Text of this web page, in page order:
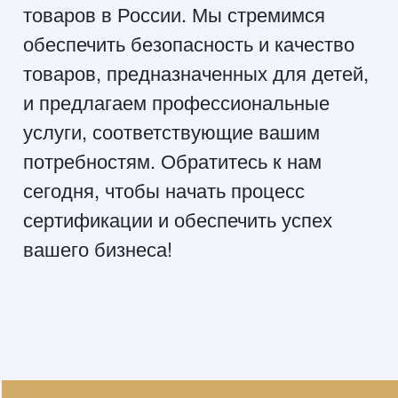
товаров в России. Мы стремимся
обеспечить безопасность и качество
товаров, предназначенных для детей,
и предлагаем профессиональные
услуги, соответствующие вашим
потребностям. Обратитесь к нам
сегодня, чтобы начать процесс
сертификации и обеспечить успех
вашего бизнеса!